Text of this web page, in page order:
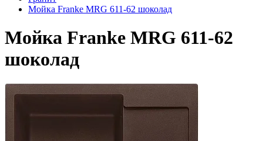
Мойка Franke MRG 611-62 шоколад
Мойка Franke MRG 611-62
шоколад